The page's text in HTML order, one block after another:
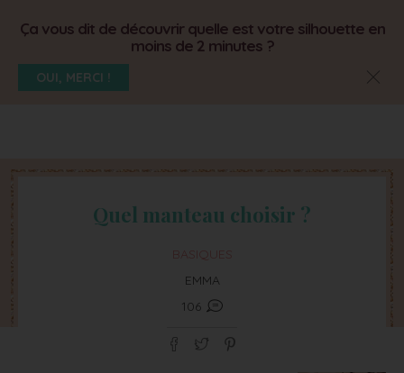
Ça vous dit de découvrir quelle est votre silhouette en
moins de 2 minutes ?
OUI, MERCI !
Quel manteau choisir ?
EMMA
106